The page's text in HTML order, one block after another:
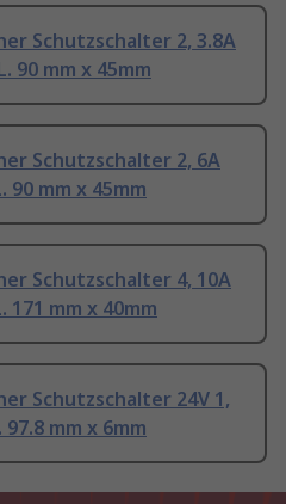
Schutzschalter 2, 3.8A
90 mm x 45mm
Schutzschalter 2, 6A
90 mm x 45mm
Schutzschalter 4, 10A
171 mm x 40mm
Schutzschalter 24V 1,
mm x 6mm